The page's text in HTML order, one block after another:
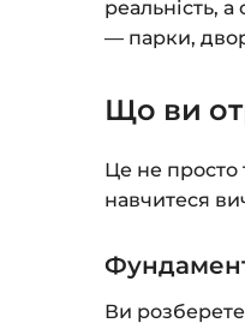
реальність,
— парки,
Що ви
Це не просто
навчитеся
Ви